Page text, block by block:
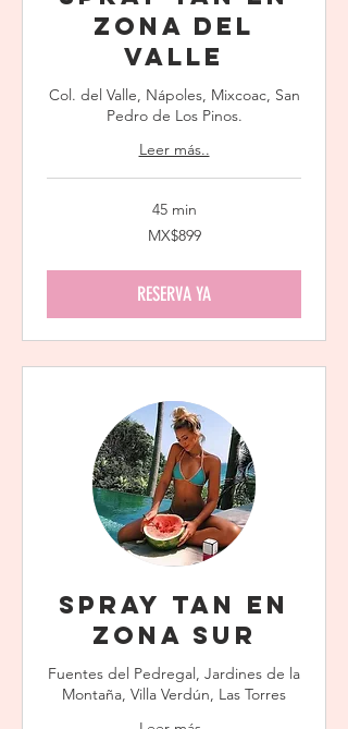
Zona Del
Valle
Col. del Valle, Nápoles, Mixcoac, San
Pedro de Los Pinos.
Leer más..
45 min
MX$899
RESERVA YA
Spray Tan en
Zona Sur
Fuentes del Pedregal, Jardines de la
Montaña, Villa Verdún, Las Torres